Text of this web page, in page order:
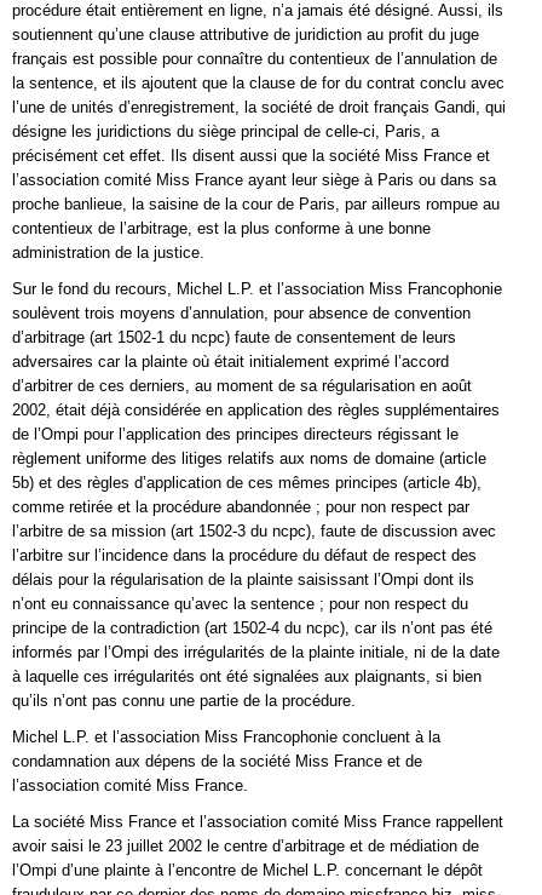
procédure était entièrement en ligne, n’a jamais été désigné. Aussi, ils
soutiennent qu’une clause attributive de juridiction au profit du juge
français est possible pour connaître du contentieux de l’annulation de
la sentence, et ils ajoutent que la clause de for du contrat conclu avec
l’une de unités d’enregistrement, la société de droit français Gandi, qui
désigne les juridictions du siège principal de celle-ci, Paris, a
précisément cet effet. Ils disent aussi que la société Miss France et
l’association comité Miss France ayant leur siège à Paris ou dans sa
proche banlieue, la saisine de la cour de Paris, par ailleurs rompue au
contentieux de l’arbitrage, est la plus conforme à une bonne
administration de la justice.
Sur le fond du recours, Michel L.P. et l’association Miss Francophonie
soulèvent trois moyens d’annulation, pour absence de convention
d’arbitrage (art 1502-1 du ncpc) faute de consentement de leurs
adversaires car la plainte où était initialement exprimé l’accord
d’arbitrer de ces derniers, au moment de sa régularisation en août
2002, était déjà considérée en application des règles supplémentaires
de l’Ompi pour l’application des principes directeurs régissant le
règlement uniforme des litiges relatifs aux noms de domaine (article
5b) et des règles d’application de ces mêmes principes (article 4b),
comme retirée et la procédure abandonnée ; pour non respect par
l’arbitre de sa mission (art 1502-3 du ncpc), faute de discussion avec
l’arbitre sur l’incidence dans la procédure du défaut de respect des
délais pour la régularisation de la plainte saisissant l’Ompi dont ils
n’ont eu connaissance qu’avec la sentence ; pour non respect du
principe de la contradiction (art 1502-4 du ncpc), car ils n’ont pas été
informés par l’Ompi des irrégularités de la plainte initiale, ni de la date
à laquelle ces irrégularités ont été signalées aux plaignants, si bien
qu’ils n’ont pas connu une partie de la procédure.
Michel L.P. et l’association Miss Francophonie concluent à la
condamnation aux dépens de la société Miss France et de
l’association comité Miss France.
La société Miss France et l’association comité Miss France rappellent
avoir saisi le 23 juillet 2002 le centre d’arbitrage et de médiation de
l’Ompi d’une plainte à l’encontre de Michel L.P. concernant le dépôt